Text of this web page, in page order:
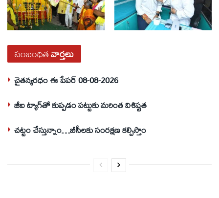
సంబంధితవార్తలు
చైతన్యరధం ఈ పేపర్ 08-08-2026
జీఐ ట్యాగ్‌తో కుప్పడం పట్టుకు మరింత విశిష్టత
చట్టం చేస్తున్నాం…బీసీలకు సంరక్షణ కల్పిస్తాం